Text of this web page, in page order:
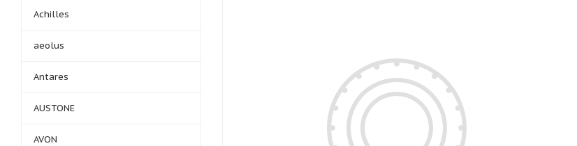
Achilles
aeolus
Antares
AUSTONE
AVON